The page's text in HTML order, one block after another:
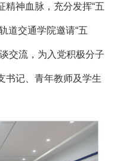
精神血脉，充分发挥“五
道交通学院邀请“五
交流，为入党积极分子
书记、青年教师及学生